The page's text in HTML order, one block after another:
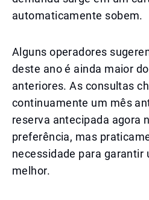
automaticamente sobem.
Alguns operadores
deste ano é ainda maior
anteriores. As consultas
continuamente um mês
reserva antecipada agora
preferência, mas
necessidade para garantir
melhor.